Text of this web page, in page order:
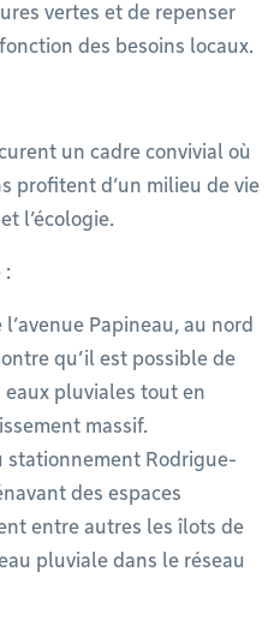
vertes et de repenser
des besoins locaux.
un cadre convivial où
profitent d’un milieu de vie
l’écologie.
:
Papineau, au nord
qu’il est possible de
pluviales tout en
massif.
stationnement Rodrigue-
des espaces
entre autres les îlots de
pluviale dans le réseau